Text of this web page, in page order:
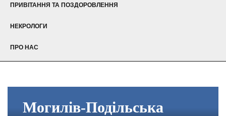
ПРИВІТАННЯ ТА ПОЗДОРОВЛЕННЯ
НЕКРОЛОГИ
ПРО НАС
Могилів-Подільська